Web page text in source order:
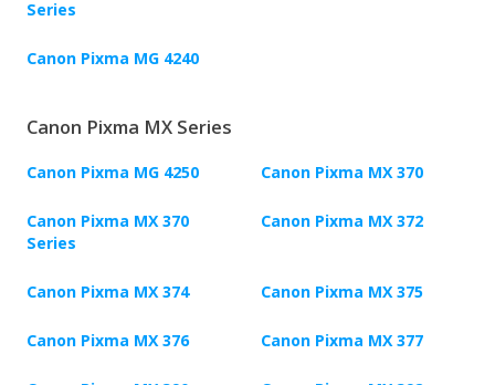
Series
Canon Pixma MG 4240
Canon Pixma MX Series
Canon Pixma MG 4250 Canon Pixma MX 370
Canon Pixma MX 370
Series
Canon Pixma MX 372
Canon Pixma MX 374 Canon Pixma MX 375
Canon Pixma MX 376 Canon Pixma MX 377